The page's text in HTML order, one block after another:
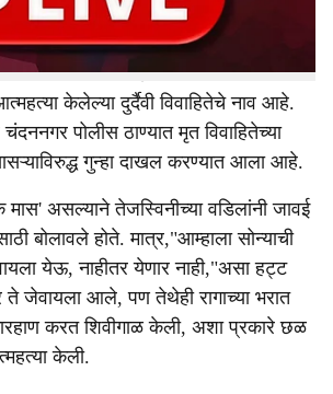
अंगठीची मागणी करत सासरच्या
शारीरिक व मानसिक छळाला कंटाळून
गळफास घेऊन आत्महत्या केली. तेजस्विनी
केलेल्या दुर्दैवी विवाहितेचे नाव आहे.
पोलीस ठाण्यात मृत विवाहितेच्या
गुन्हा दाखल करण्यात आला आहे.
असल्याने तेजस्विनीच्या वडिलांनी जावई
बोलावले होते. मात्र,"आम्हाला सोन्याची
येऊ, नाहीतर येणार नाही,"असा हट्ट
जेवायला आले, पण तेथेही रागाच्या भरात
करत शिवीगाळ केली, अशा प्रकारे छळ
केली.